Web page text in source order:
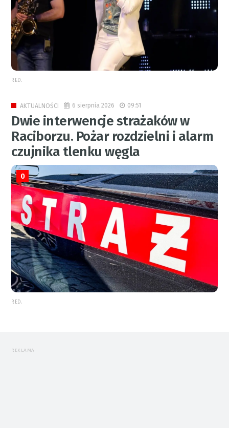
RED.
AKTUALNOŚCI 6 sierpnia 2026 09:51
Dwie interwencje strażaków w
Raciborzu. Pożar rozdzielni i alarm
czujnika tlenku węgla
0
RED.
REKLAMA